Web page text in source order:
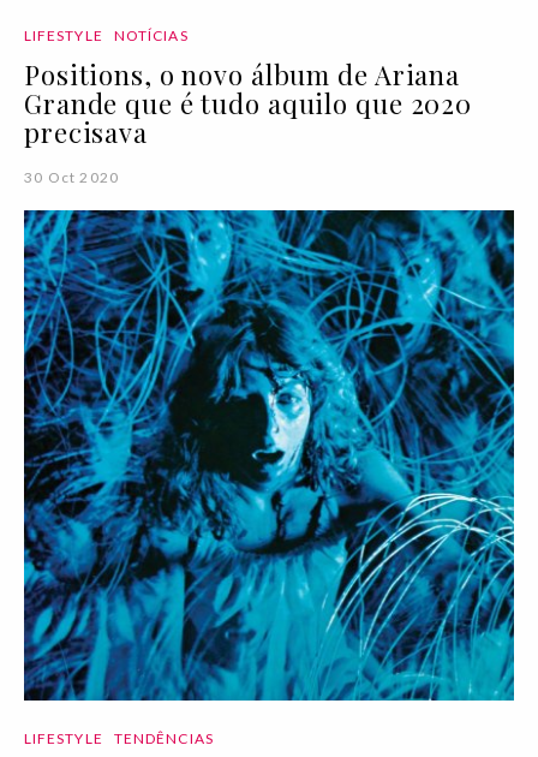
LIFESTYLE NOTÍCIAS
Positions, o novo álbum de Ariana
Grande que é tudo aquilo que 2020
precisava
30 Oct 2020
LIFESTYLE TENDÊNCIAS